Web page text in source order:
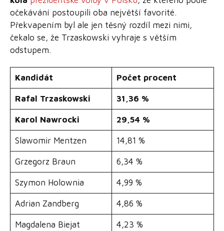
očekávání postoupili oba největší favorité.
Překvapením byl ale jen těsný rozdíl mezi nimi,
čekalo se, že Trzaskowski vyhraje s větším
odstupem.
Kandidát Počet procent
Rafal Trzaskowski 31,36 %
Karol Nawrocki 29,54 %
Slawomir Mentzen 14,81 %
Grzegorz Braun 6,34 %
Szymon Holownia 4,99 %
Adrian Zandberg 4,86 %
Magdalena Biejat 4,23 %